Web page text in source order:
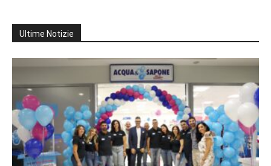
Ultime Notizie